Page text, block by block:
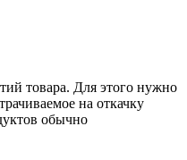
товара. Для этого нужно
на откачку
обычно